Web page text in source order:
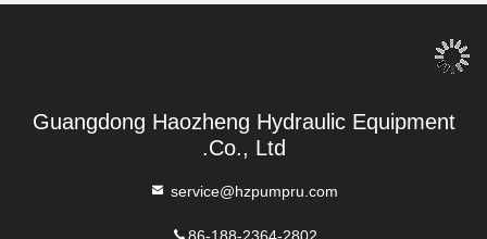
Guangdong Haozheng Hydraulic Equipment
Co., Ltd.
service@hzpumpru.com
86-188-2364-2802